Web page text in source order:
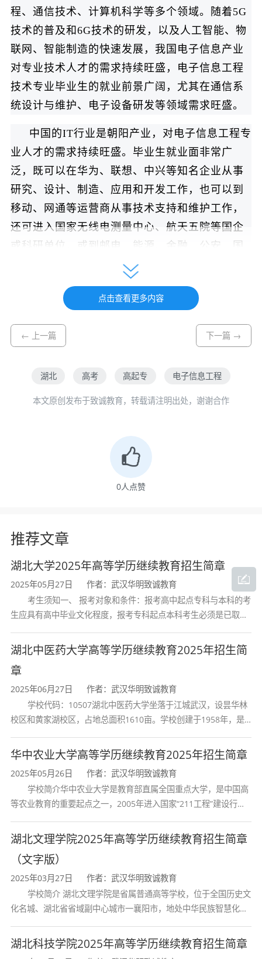
程、通信技术、计算机科学等多个领域。随着5G
技术的普及和6G技术的研发，以及人工智能、物
联网、智能制造的快速发展，我国电子信息产业
对专业技术人才的需求持续旺盛，电子信息工程
技术专业毕业生的就业前景广阔，尤其在通信系
统设计与维护、电子设备研发等领域需求旺盛。
中国的IT行业是朝阳产业，对电子信息工程专
业人才的需求持续旺盛。毕业生就业面非常广
泛，既可以在华为、联想、中兴等知名企业从事
研究、设计、制造、应用和开发工作，也可以到
移动、网通等运营商从事技术支持和维护工作，
还可进入国家无线电测量中心、航天五院等国企
或科研单位，或到邮电、能源、金融、公安、国
防、交通、广播电视等部门从事电子设备与系统
的运行和技术管理工作。
三、专业基本信息
内容
培养层次 高起专（专科）
四、培养目标
本专业旨在培养德、智、体、美、劳全面发
人才。学生需掌握本专业领域的基本理论知识和
应用能力，具备电子电路基础、计算机组成原
理、C语言程序设计、单片机技术等核心技能，能
够从事基于智能芯片的电子信息产品的生产制
造、技术支持与销售工作。
具体而言，毕业生应具备以下几方面的知识和
能力：
能够较系统地掌握本专业领域宽广的技术基
础理论知识，适应电子和信息工程方面广泛
的工作范围；
掌握电子电路的基本理论和实验技术，具备
点击查看更多内容
← 上一篇 下一篇 →
湖北 高考 高起专 电子信息工程
本文原创发布于致诚教育，转载请注明出处，谢谢合作
0人点赞
推荐文章
湖北大学2025年高等学历继续教育招生简章
2025年05月27日
作者：武汉华明致诚教育
考生须知一、 报考对象和条件：报考高中起点专科与本科的考
生应具有高中毕业文化程度，报考专科起点本科考生必须是已取得
构颁发的大学专科毕业证书的人
湖北中医药大学高等学历继续教育2025年招生简
章
2025年06月27日
作者：武汉华明致诚教育
学校代码：10507湖北中医药大学坐落于江城武汉，设昙华林
校区和黄家湖校区，占地总面积1610亩。学校创建于1958年，是
育和最早开办中医研究
华中农业大学高等学历继续教育2025年招生简章
2025年05月26日
作者：武汉华明致诚教育
学校简介华中农业大学是教育部直属全国重点大学，是中国高
等农业教育的重要起点之一，2005年进入国家“211工程”建设行
首轮“双一流”成效
湖北文理学院2025年高等学历继续教育招生简章
（文字版）
2025年03月27日
作者：武汉华明致诚教育
学校简介 湖北文理学院是省属普通高等学校，位于全国历史文
化名城、湖北省省域副中心城市一襄阳市，地处中华民族智慧化身
学校、全国普通
湖北科技学院2025年高等学历继续教育招生简章